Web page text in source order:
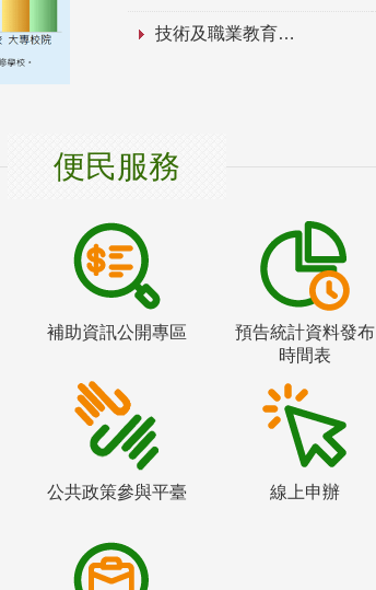
技術及職業教育
便民服務
補助資訊公開專區
預告統計資料發布
時間表
公共政策參與平臺 線上申辦